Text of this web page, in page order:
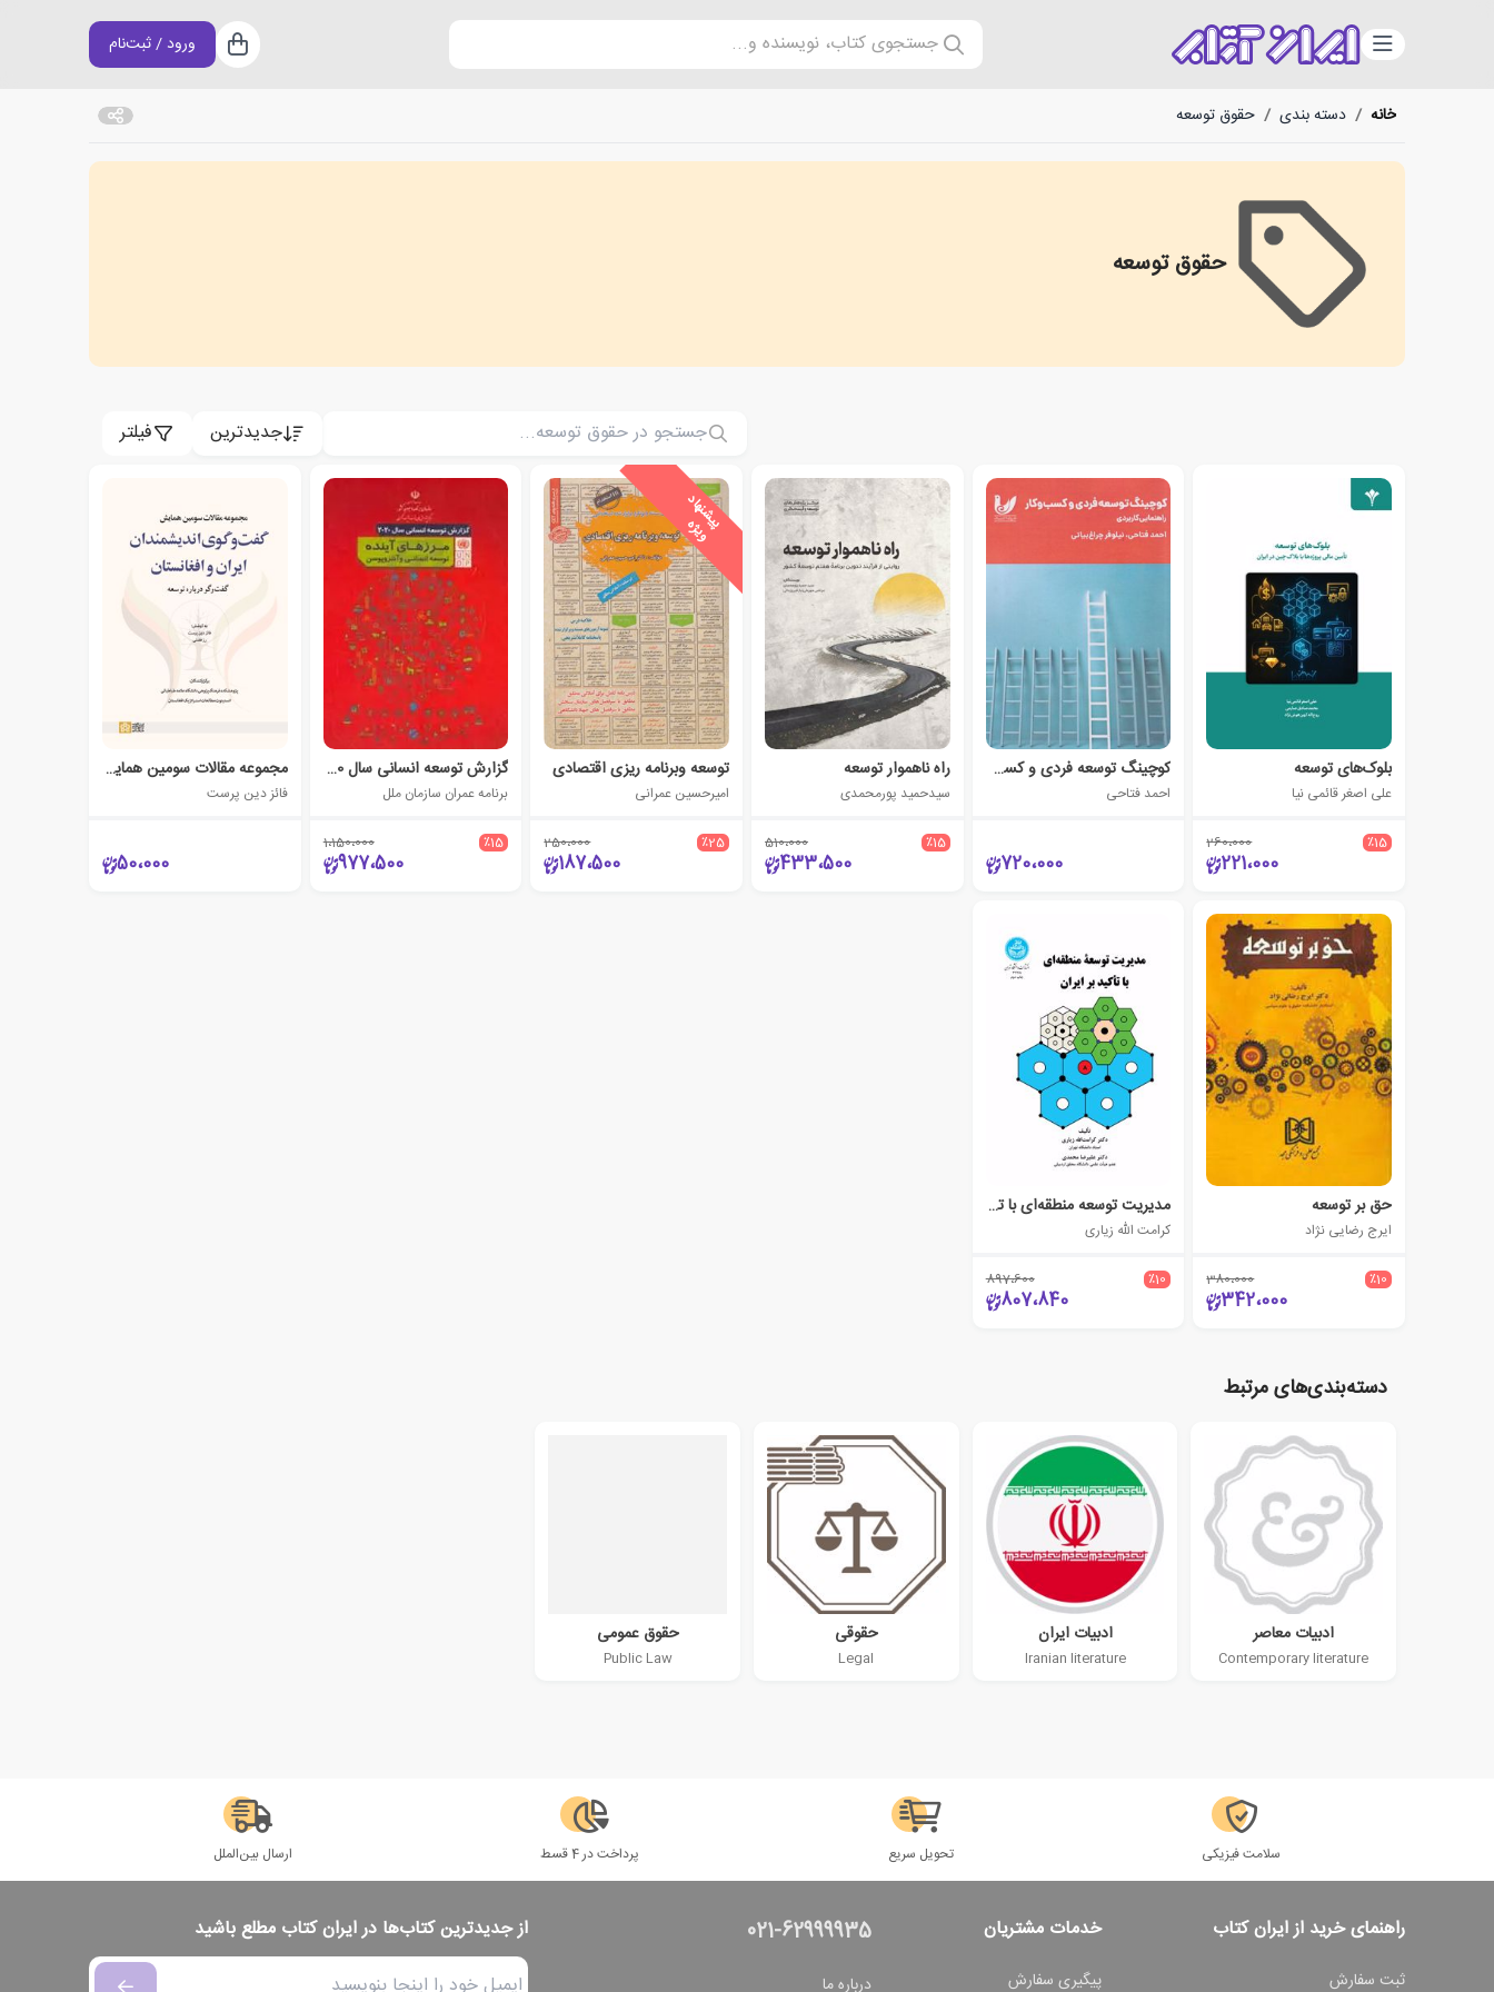
دسته‌بندی جستجوی کتاب، نویسنده و... سبد خرید
ورود / ثبت‌نام
خانه / دسته بندی / حقوق توسعه
حقوق توسعه
Development rights
جدیدترین فیلتر
بلوک‌های توسعه
علی اصغر قائمی نیا
٪15 260،000
221،000
کوچینگ توسعه فردی و کسب وکار
احمد فتاحی
720،000
راه ناهموار توسعه
سیدحمید پورمحمدی
٪15 510،000
433،500
پ
ی
ش
ن
ه
ا
د
و
ی
ژ
ه
توسعه وبرنامه ریزی اقتصادی
امیرحسین عمرانی
٪25 250،000
187،500
گزارش توسعه انسانی سال 2020 مرزهای آینده
برنامه عمران سازمان ملل
٪15 1،150،000
977،500
مجموعه مقالات سومین همایش گفت وگوی اندیشمندان ایران و افغانستان
فائز دین پرست
50،000
حق بر توسعه
ایرج رضایی نژاد
٪10 380،000
342،000
مدیریت توسعه منطقه‌ای با تاکید بر ایران
کرامت الله زیاری
٪10 897،600
807،840
دسته‌بندی‌های مرتبط
ادبیات معاصر
Contemporary literature
ادبیات ایران
Iranian literature
حقوقی
Legal
حقوق عمومی
Public Law
سلامت فیزیکی تحویل سریع پرداخت در 4 قسط ارسال بین‌الملل
راهنمای خرید از ایران کتاب
ثبت سفارش
خدمات مشتریان
پیگیری سفارش
021-62999935
درباره ما
از جدیدترین کتاب‌ها در ایران کتاب مطلع باشید